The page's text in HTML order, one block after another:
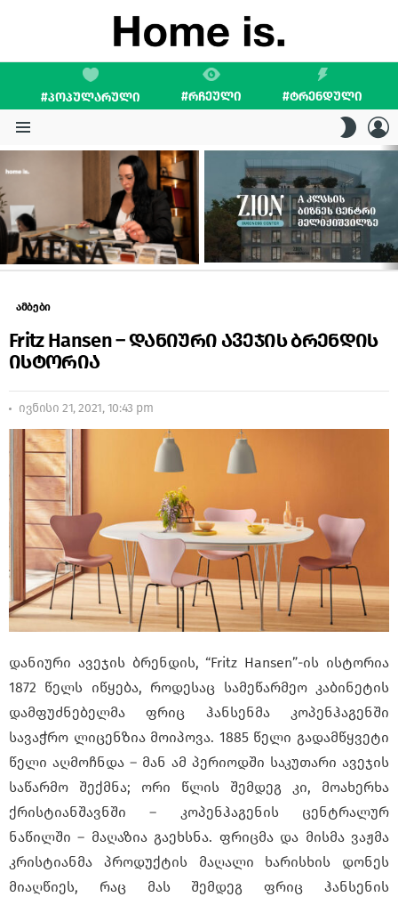
#ᲞᲝᲞᲣᲚᲐᲠᲣᲚᲘ #ᲠᲩᲔᲣᲚᲘ #ᲢᲠᲔᲜᲓᲣᲚᲘ
SKIN
STORIES
ამბები
Fritz Hansen – დანიური ავეჯის ბრენდის
ისტორია
ივნისი 21, 2021, 10:43 pm
დანიური ავეჯის ბრენდის, “Fritz Hansen”-ის ისტორია
1872 წელს იწყება, როდესაც სამეწარმეო კაბინეტის
დამფუძნებელმა ფრიც ჰანსენმა კოპენჰაგენში
სავაჭრო ლიცენზია მოიპოვა. 1885 წელი გადამწყვეტი
წელი აღმოჩნდა – მან ამ პერიოდში საკუთარი ავეჯის
საწარმო შექმნა; ორი წლის შემდეგ კი, მოახერხა
ქრისტიანშავნში – კოპენჰაგენის ცენტრალურ
ნაწილში – მაღაზია გაეხსნა. ფრიცმა და მისმა ვაჟმა
კრისტიანმა პროდუქტის მაღალი ხარისხის დონეს
მიაღწიეს, რაც მას შემდეგ ფრიც ჰანსენის